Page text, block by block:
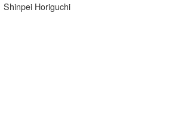
Shinpei Horiguchi